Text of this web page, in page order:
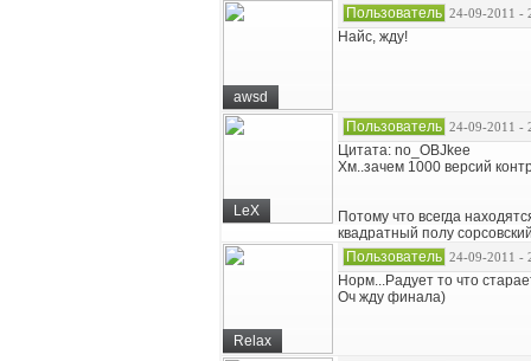
awsd
Пользователь 24-09-2011 -
Найс, жду!
LeX
Пользователь 24-09-2011 -
Цитата: no_OBJkee
Хм..зачем 1000 версий
Потому что всегда
квадратный полу
Relax
Пользователь 24-09-2011 -
Норм...Радует то что
Оч жду финала)